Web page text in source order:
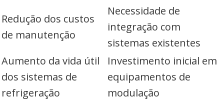
Redução dos custos
de manutenção
Necessidade de
integração com
sistemas existentes
Aumento da vida útil
dos sistemas de
refrigeração
Investimento inicial em
equipamentos de
modulação